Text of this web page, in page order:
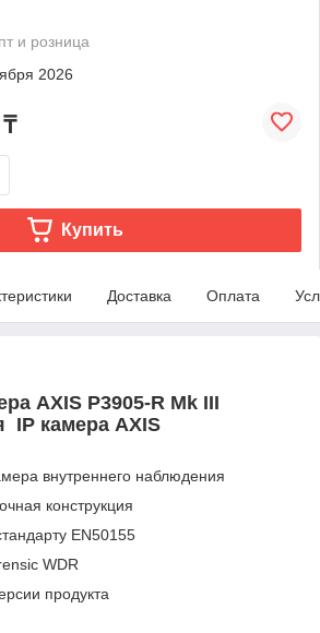
и розница
2026
₸
Купить
Доставка Оплата
AXIS P3905-R Mk III
IP камера AXIS
внутреннего наблюдения
конструкция
EN50155
WDR
продукта